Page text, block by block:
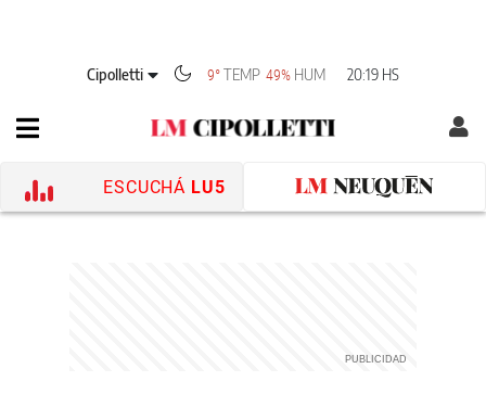
Cipolletti 9°TEMP 49% HUM 20:19 HS
ESCUCHÁ LU5